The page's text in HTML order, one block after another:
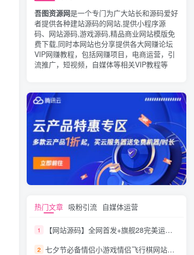
吾图资源网是一个专门为广大站长和源码爱好
者提供各种建站源码的网站,提供小程序源
码、网站源码,游戏源码,精品商业网站模版免
费下载,同时本网站也分享提供各大网赚论坛
VIP网赚教程，包括网赚项目，电商运营，引
流推广，短视频，自媒体等相关VIP教程等
热门文章 吸粉引流 自媒体运营
1 【网站源码】全网首发+旗舰28完美运营Java版高仿28圈+彩种丰富+机器人+眯牌
2 七夕节必备情侣小游戏情侣飞行棋网站源码